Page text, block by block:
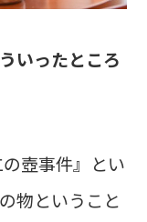
いったところ
壺事件』とい
物ということ